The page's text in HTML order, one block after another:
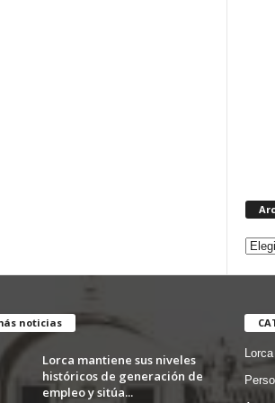
noticias
Lorca mantiene sus niveles
históricos de generación de
empleo y sitúa...
Lorca